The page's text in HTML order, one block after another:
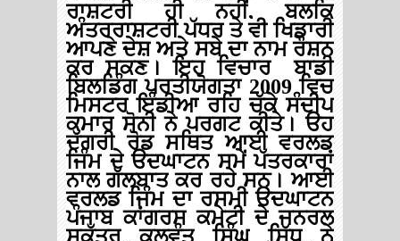
ਰਾਸ਼ਟਰੀ
ਹੀ ਨਹੀਂ,ਬਲਕਿ
ਅੰਤਰਰਾਸ਼ਟਰੀ ਪੱਧਰ ਤੇ ਵੀ ਖਿਡਾਰੀ
ਆਪਣੇ ਦੇਸ਼ ਅਤੇ ਸੂਬੇ ਦਾ ਨਾਮ ਰੌਸ਼ਨ
ਕਰ ਸਕਣ। ਇਹ ਵਿਚਾਰ
ਬਾਡੀ
ਬਿਲਡਿੰਗ ਪ੍ਰਤੀਯੋਗਤਾ 2009ਵਿਚ
ਮਿਸਟਰ ਇੰਡੀਆ ਰਹਿ ਚੁੱਕੇ ਸੰਦੀਪ
ਕੁਮਾਰ ਸੋਨੀ ਨੇ ਪ੍ਰਗਟ ਕੀਤੇ। ਉਹ
ਦੁੱਗਰੀ ਰੋਡ ਸਥਿਤ ਆਈ ਵਰਲਡ
ਜਿੰਮ ਦੇ ਉਦਘਾਟਨ ਸਮੇਂ ਪੱਤਰਕਾਰਾਂ
ਨਾਲ ਗੱਲਬਾਤ ਕਰ ਰਹੇ ਸਨ। ਆਈ
ਵਰਲਡ ਜਿੰਮ ਦਾ ਰਸਮੀ ਉਦਘਾਟਨ
ਪੰਜਾਬ ਕਾਂਗਰਸ ਕਮੇਟੀ ਦੇ ਜਨਰਲ